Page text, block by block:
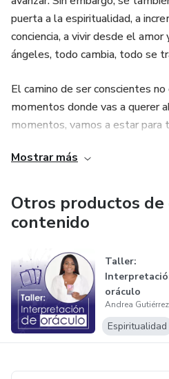
puerta a la espiritualidad, a
conciencia, a vivir desde el
ángeles, todo cambia, todo se
El camino de ser conscientes
momentos donde vas a querer
momentos, vamos a estar para
más nos necesitamos.
Mostrar más
Otros productos
contenido
Taller:
oráculo
Andrea
Espiritualidad